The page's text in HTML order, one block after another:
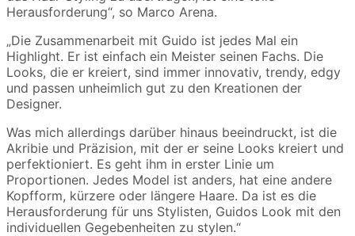
Herausforderung“, so Marco Arena.
„Die Zusammenarbeit mit Guido ist jedes Mal ein
Highlight. Er ist einfach ein Meister seinen Fachs. Die
Looks, die er kreiert, sind immer innovativ, trendy, edgy
und passen unheimlich gut zu den Kreationen der
Designer.
Was mich allerdings darüber hinaus beeindruckt, ist die
Akribie und Präzision, mit der er seine Looks kreiert und
perfektioniert. Es geht ihm in erster Linie um
Proportionen. Jedes Model ist anders, hat eine andere
Kopfform, kürzere oder längere Haare. Da ist es die
Herausforderung für uns Stylisten, Guidos Look mit den
individuellen Gegebenheiten zu stylen.“